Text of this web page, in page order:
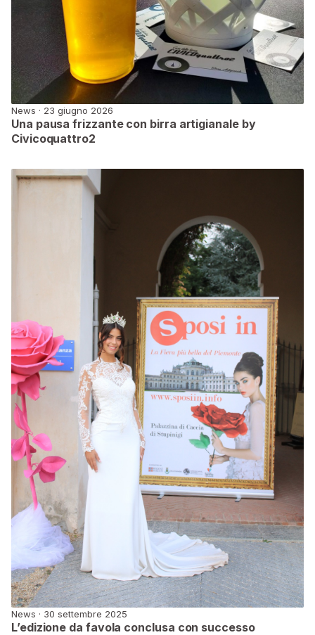
News · 23 giugno 2026
Una pausa frizzante con birra artigianale by
Civicoquattro2
News · 30 settembre 2025
L’edizione da favola conclusa con successo